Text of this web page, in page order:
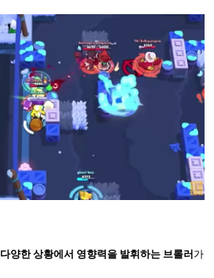
다양한 상황에서 영향력을 발휘하는 브롤러가